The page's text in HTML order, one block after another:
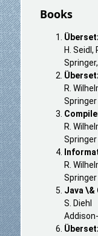
Books
H. Seidl,
R.
Springer
R.
Springer
R.
Springer
Java \&
S. Diehl